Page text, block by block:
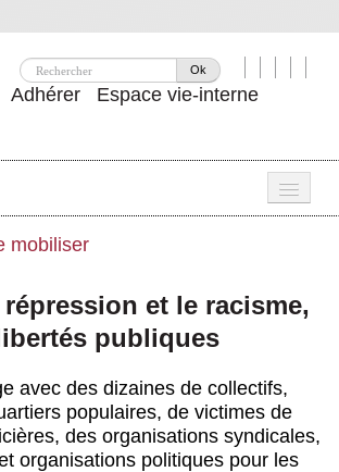
Ok
Adhérer Espace vie-interne
mobiliser
et le racisme,
publiques
avec des dizaines de collectifs,
populaires, de victimes de
des organisations syndicales,
organisations politiques pour les